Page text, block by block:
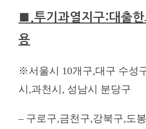
■.투기과열지구:대출
용
※서울시 10개구,대구 수성
시,과천시, 성남시 분당구
– 구로구,금천구,강북구,도